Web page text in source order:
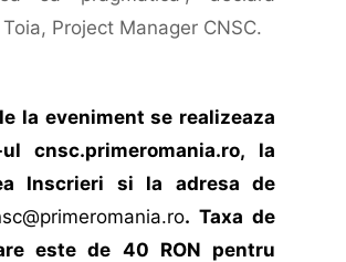
Project Manager CNSC.
la eveniment se realizeaza
cnsc.primeromania.ro, la
Inscrieri si la adresa de
. Taxa de
este de 40 RON pentru